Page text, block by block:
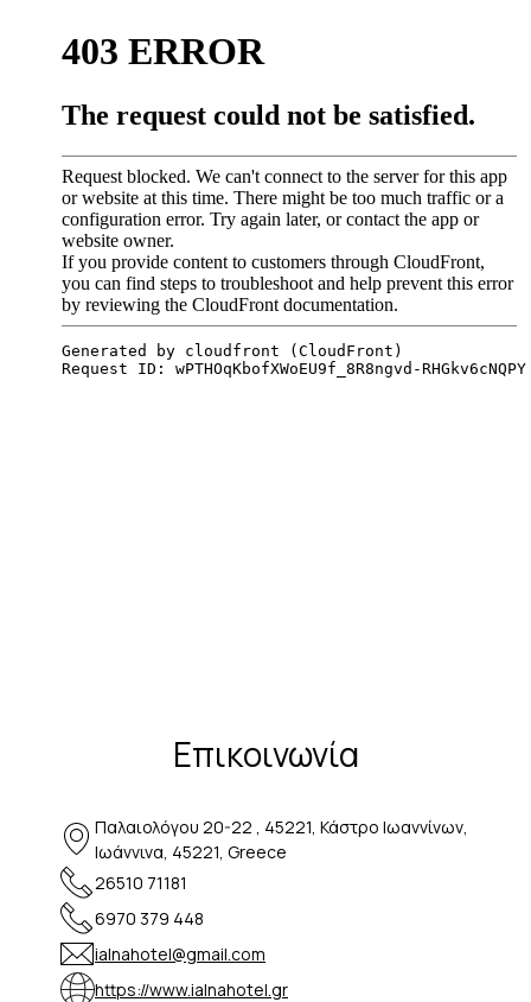
Επικοινωνία
Παλαιολόγου 20-22 , 45221, Κάστρο Ιωαννίνων,
Ιωάννινα, 45221, Greece
26510 71181
6970 379 448
ialnahotel@gmail.com
https://www.ialnahotel.gr